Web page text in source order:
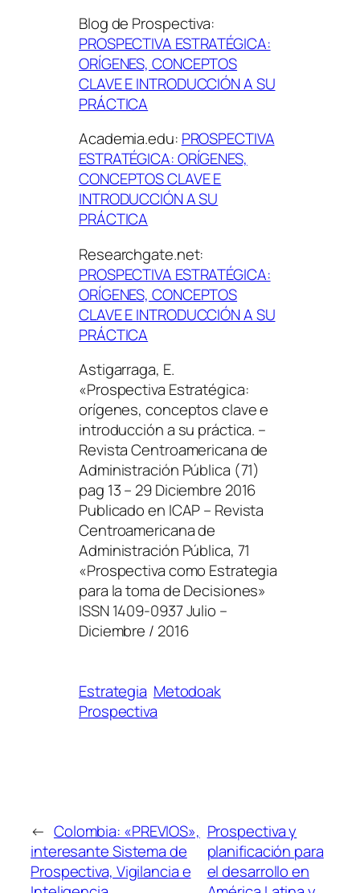
Blog de Prospectiva:
PROSPECTIVA ESTRATÉGICA:
ORÍGENES, CONCEPTOS
CLAVE E INTRODUCCIÓN A SU
PRÁCTICA
Academia.edu: PROSPECTIVA
ESTRATÉGICA: ORÍGENES,
CONCEPTOS CLAVE E
INTRODUCCIÓN A SU
PRÁCTICA
Researchgate.net:
PROSPECTIVA ESTRATÉGICA:
ORÍGENES, CONCEPTOS
CLAVE E INTRODUCCIÓN A SU
PRÁCTICA
Astigarraga, E.
«Prospectiva Estratégica:
orígenes, conceptos clave e
introducción a su práctica. –
Revista Centroamericana de
Administración Pública (71)
pag 13 – 29 Diciembre 2016
Publicado en ICAP – Revista
Centroamericana de
Administración Pública, 71
«Prospectiva como Estrategia
para la toma de Decisiones»
ISSN 1409-0937 Julio –
Diciembre / 2016
Estrategia Metodoak
Prospectiva
← Colombia: «PREVIOS»,
interesante Sistema de
Prospectiva, Vigilancia e
Prospectiva y
planificación para
el desarrollo en